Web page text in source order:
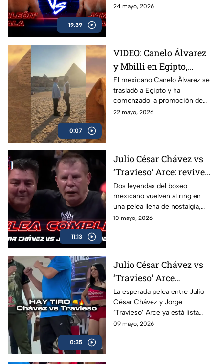
19:39
llena de golpes, emoción y
24 mayo, 2026
0:07
VIDEO: Canelo Álvarez
y Mbilli en Egipto,
tienen primer cara a
cara
El mexicano Canelo Álvarez se
trasladó a Egipto y ha
comenzado la promoción de
su combate ante el francés
22 mayo, 2026
11:13
Julio César Chávez vs
‘Travieso’ Arce: revive
la pelea completa en
Box Azteca
Dos leyendas del boxeo
mexicano vuelven al ring en
una pelea llena de nostalgia,
emoción y grandes momentos
10 mayo, 2026
0:35
Julio César Chávez vs
‘Travieso’ Arce
cumplen con la
báscula; habrá pelea en
Box Azteca
La esperada pelea entre Julio
César Chávez y Jorge
‘Travieso’ Arce ya está lista
luego de que ambos superaran
09 mayo, 2026